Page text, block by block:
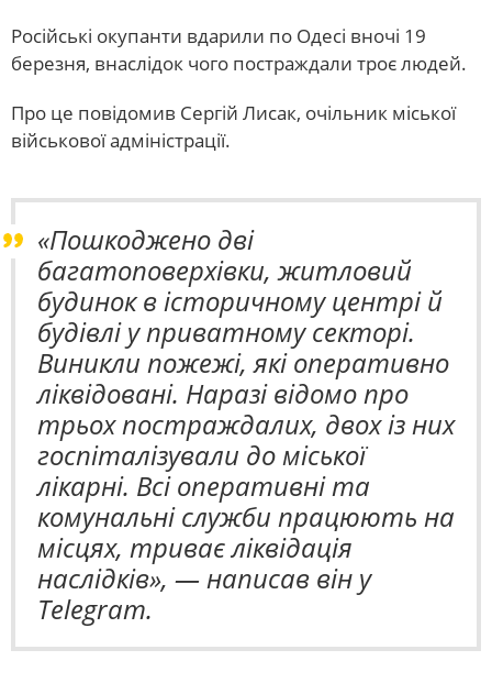
Російські окупанти вдарили по Одесі вночі 19
березня, внаслідок чого постраждали троє людей.
Про це повідомив Сергій Лисак, очільник міської
військової адміністрації.
«Пошкоджено дві
багатоповерхівки, житловий
будинок в історичному центрі й
будівлі у приватному секторі.
Виникли пожежі, які оперативно
ліквідовані. Наразі відомо про
трьох постраждалих, двох із них
госпіталізували до міської
лікарні. Всі оперативні та
комунальні служби працюють на
місцях, триває ліквідація
наслідків», — написав він у
Telegram.